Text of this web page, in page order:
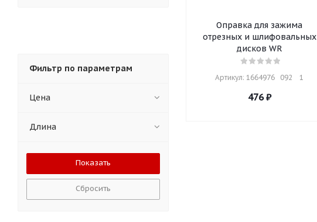
Оправка для зажима
отрезных и шлифовальных
дисков WR
Артикул: 1664976   092    1
476₽
Фильтр по параметрам
Цена
Длина
Сбросить